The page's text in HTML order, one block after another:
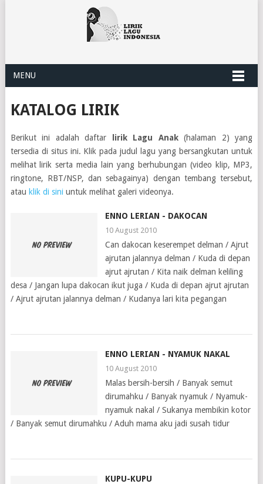
MENU
KATALOG LIRIK
Berikut ini adalah daftar lirik Lagu Anak(halaman 2) yang
tersedia di situs ini. Klik pada judul lagu yang bersangkutan untuk
melihat lirik serta media lain yang berhubungan (video klip, MP3,
ringtone, RBT/NSP, dan sebagainya) dengan tembang tersebut,
atau klik di sini untuk melihat galeri videonya.
ENNO LERIAN - DAKOCAN
10 August 2010
Can dakocan keserempet delman / Ajrut
ajrutan jalannya delman / Kuda di depan
ajrut ajrutan / Kita naik delman keliling
desa / Jangan lupa dakocan ikut juga / Kuda di depan ajrut ajrutan
/ Ajrut ajrutan jalannya delman / Kudanya lari kita pegangan
ENNO LERIAN - NYAMUK NAKAL
10 August 2010
Malas bersih-bersih / Banyak semut
dirumahku / Banyak nyamuk / Nyamuk-
nyamuk nakal / Sukanya membikin kotor
/ Banyak semut dirumahku / Aduh mama aku jadi susah tidur
KUPU-KUPU